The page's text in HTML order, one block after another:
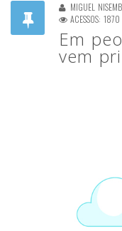
MIGUEL
ACESSOS: 1870
Em
vem